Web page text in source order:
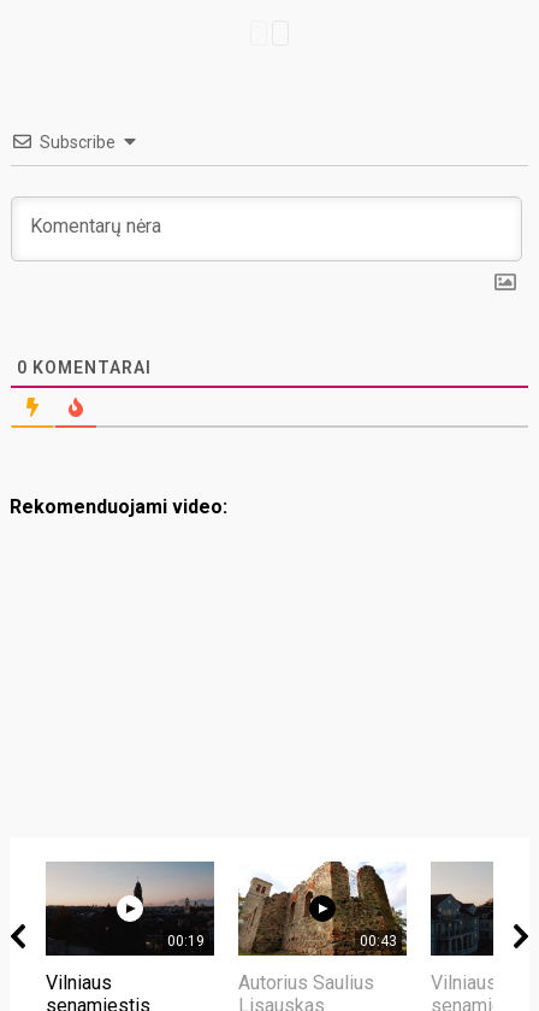
Subscribe
0 KOMENTARAI
Rekomenduojami video:
00:19
Vilniaus
senamiestis
00:43
Autorius Saulius
Lisauskas
Vilniaus
senamiestis